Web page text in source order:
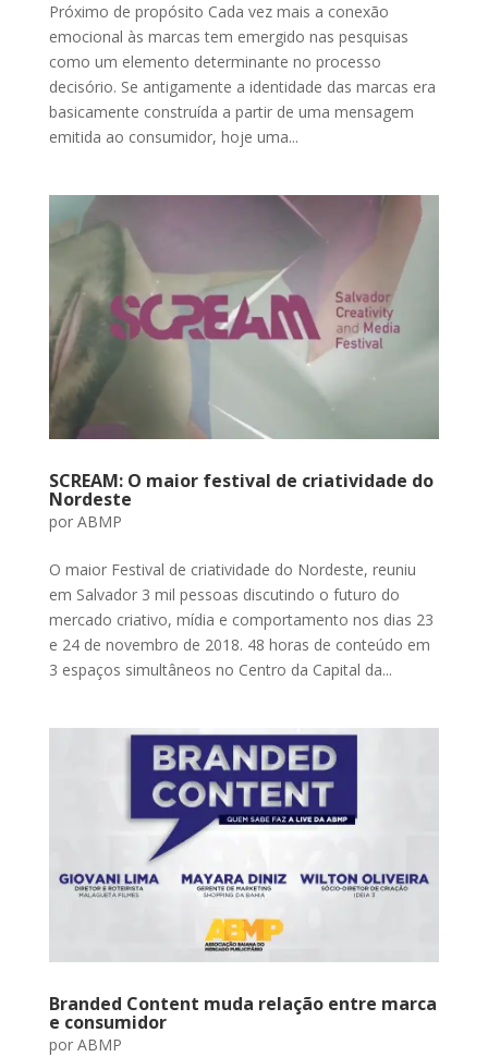
Próximo de propósito Cada vez mais a conexão
emocional às marcas tem emergido nas pesquisas
como um elemento determinante no processo
decisório. Se antigamente a identidade das marcas era
basicamente construída a partir de uma mensagem
emitida ao consumidor, hoje uma...
SCREAM: O maior festival de criatividade do
Nordeste
por ABMP
O maior Festival de criatividade do Nordeste, reuniu
em Salvador 3 mil pessoas discutindo o futuro do
mercado criativo, mídia e comportamento nos dias 23
e 24 de novembro de 2018. 48 horas de conteúdo em
3 espaços simultâneos no Centro da Capital da...
Branded Content muda relação entre marca
e consumidor
por ABMP